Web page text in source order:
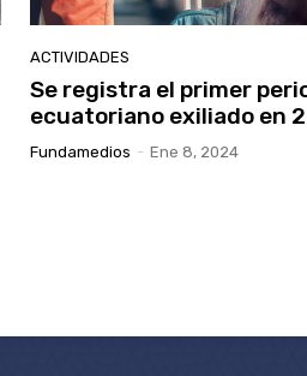
ACTIVIDADES
Se registra el primer
ecuatoriano exiliado en
Fundamedios - Ene 8, 2024